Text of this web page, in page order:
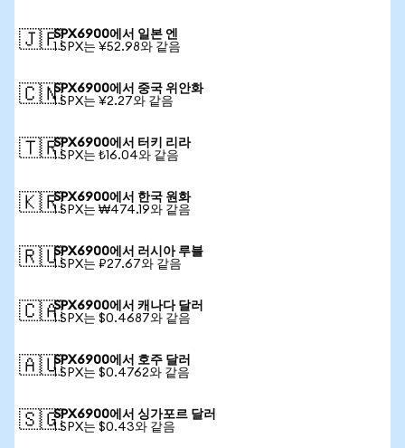
🇯🇵SPX6900에서 일본 엔
1 SPX는 ¥52.98와 같음
🇨🇳SPX6900에서 중국 위안화
1 SPX는 ¥2.27와 같음
🇹🇷SPX6900에서 터키 리라
1 SPX는 ₺16.04와 같음
🇰🇷SPX6900에서 한국 원화
1 SPX는 ₩474.19와 같음
🇷🇺SPX6900에서 러시아 루블
1 SPX는 ₽27.67와 같음
🇨🇦SPX6900에서 캐나다 달러
1 SPX는 $0.4687와 같음
🇦🇺SPX6900에서 호주 달러
1 SPX는 $0.4762와 같음
🇸🇬SPX6900에서 싱가포르 달러
1 SPX는 $0.43와 같음